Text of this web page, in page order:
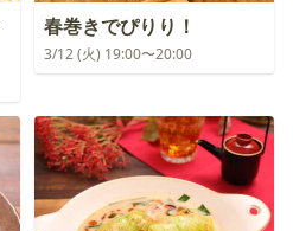
春巻きでぴりり！
3/12 (火) 19:00〜20:00